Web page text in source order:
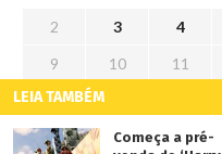
2
3 4
9
10 11
16
23
24 25
LEIA TAMBÉM
Começa a pré-